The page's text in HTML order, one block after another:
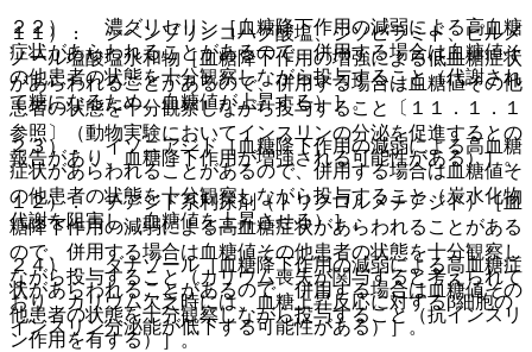
２２）． 濃グリセリン［血糖降下作用の減弱による高血糖
症状があらわれることがあるので、併用する場合は血糖値そ
の他患者の状態を十分観察しながら投与すること（代謝され
て糖になるため、血糖値が上昇する）］。
２３）． イソニアジド［血糖降下作用の減弱による高血糖
症状があらわれることがあるので、併用する場合は血糖値そ
の他患者の状態を十分観察しながら投与すること（炭水化物
代謝を阻害し、血糖値を上昇させる）］。
２４）． ダナゾール［血糖降下作用の減弱による高血糖症
状があらわれることがあるので、併用する場合は血糖値その
他患者の状態を十分観察しながら投与すること（抗インスリ
ン作用を有する）］。
１１）． シベンゾリンコハク酸塩、ジソピラミド、ピルメ
ノール塩酸塩水和物［血糖降下作用の増強による低血糖症状
があらわれることがあるので、併用する場合は血糖値その他
患者の状態を十分観察しながら投与すること〔１１．１．１
参照〕（動物実験においてインスリンの分泌を促進するとの
報告があり、血糖降下作用が増強される可能性がある）］。
１２）． チアジド系利尿剤（トリクロルメチアジド）［血
糖降下作用の減弱による高血糖症状があらわれることがある
ので、併用する場合は血糖値その他患者の状態を十分観察し
ながら投与すること（カリウム喪失が関与すると考えられて
おり、カリウム欠乏時には、血糖上昇反応に対するβ細胞の
インスリン分泌能が低下する可能性がある）］。